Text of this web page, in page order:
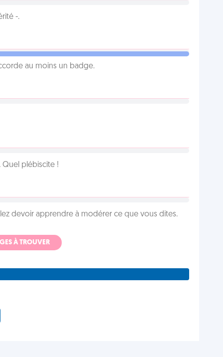
-.
au moins un badge.
Quel plébiscite !
devoir apprendre à modérer ce que vous dites.
À TROUVER